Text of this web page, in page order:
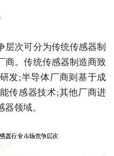
层次可分为传统传感器制
商。传统传感器制造商致
发;半导体厂商则基于成
传感器技术;其他厂商进
领域。